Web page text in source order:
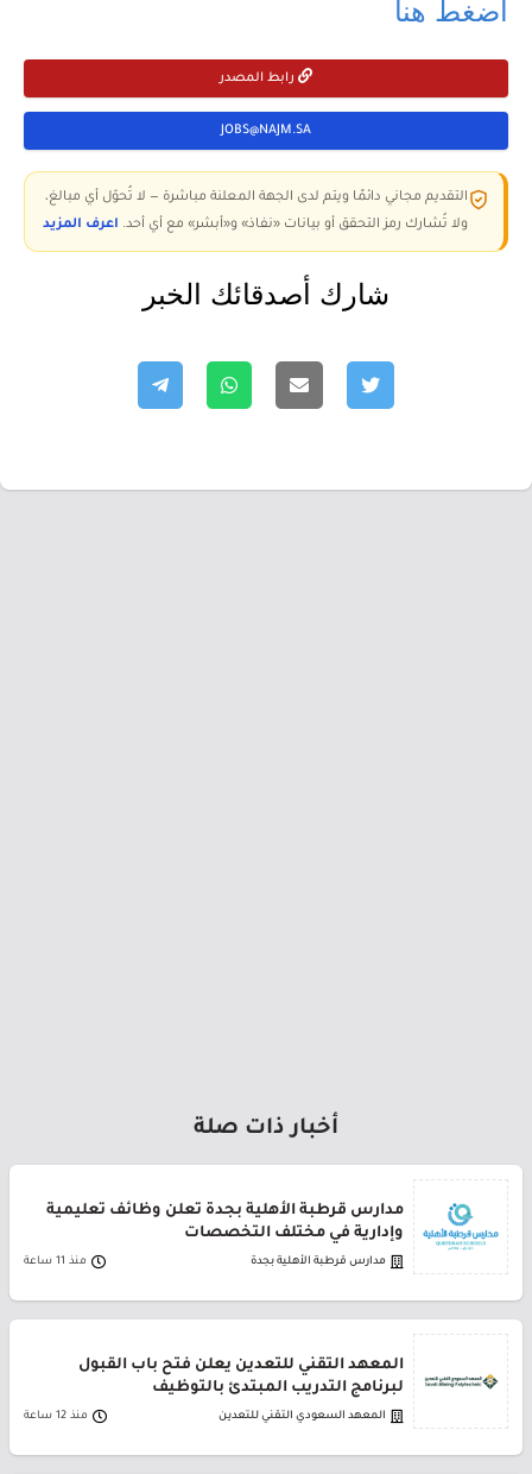
اضغط هنا
رابط المصدر
JOBS@NAJM.SA
التقديم مجاني دائمًا ويتم لدى الجهة المعلنة مباشرة — لا تُحوّل أي مبالغ،
ولا تُشارك رمز التحقق أو بيانات «نفاذ» و«أبشر» مع أي أحد. اعرف المزيد
شارك أصدقائك الخبر
أخبار ذات صلة
مدارس قرطبة الأهلية بجدة تعلن وظائف تعليمية
وإدارية في مختلف التخصصات
مدارس قرطبة الأهلية بجدة منذ 11 ساعة
المعهد التقني للتعدين يعلن فتح باب القبول
لبرنامج التدريب المبتدئ بالتوظيف
المعهد السعودي التقني للتعدين منذ 12 ساعة